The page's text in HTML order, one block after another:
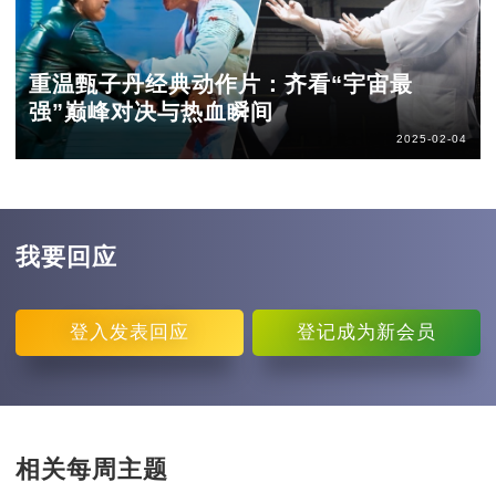
重温甄子丹经典动作片：齐看“宇宙最
强”巅峰对决与热血瞬间
2025-02-04
我要回应
登入 发表回应 登记成为新会员
相关每周主题